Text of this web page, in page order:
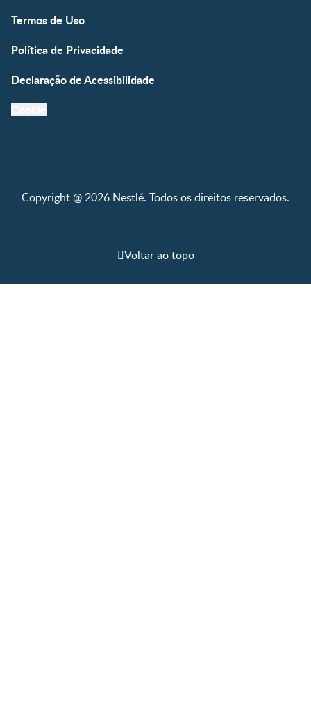
Termos de Uso
Política de Privacidade
Declaração de Acessibilidade
Copyright @ 2026 Nestlé. Todos os direitos reservados.
Voltar ao topo